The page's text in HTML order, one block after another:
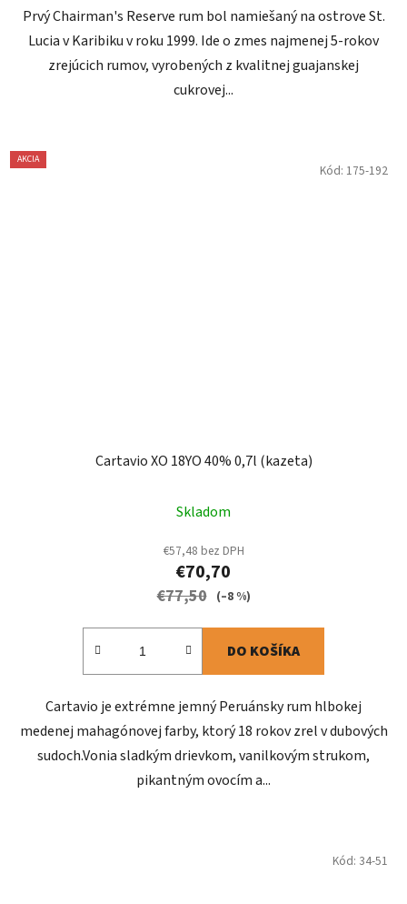
Prvý Chairman's Reserve rum bol namiešaný na ostrove St.
Lucia v Karibiku v roku 1999. Ide o zmes najmenej 5-rokov
zrejúcich rumov, vyrobených z kvalitnej guajanskej
cukrovej...
AKCIA
Cartavio XO 18YO 40% 0,7l (kazeta)
Skladom
€57,48 bez DPH
€70,70
€77,50 (–8 %)
DO KOŠÍKA
Cartavio je extrémne jemný Peruánsky rum hlbokej
medenej mahagónovej farby, ktorý 18 rokov zrel v dubových
sudoch.Vonia sladkým drievkom, vanilkovým strukom,
pikantným ovocím a...
Kód: 175-192
Kód: 34-51